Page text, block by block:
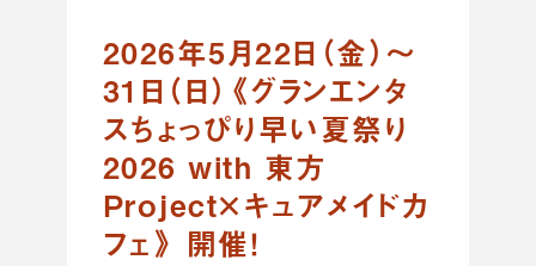
2026年5月22日（金）～
31日（日）《グランエンタ
スちょっぴり早い夏祭り
2026 with 東方
Project×キュアメイドカ
フェ》 開催！